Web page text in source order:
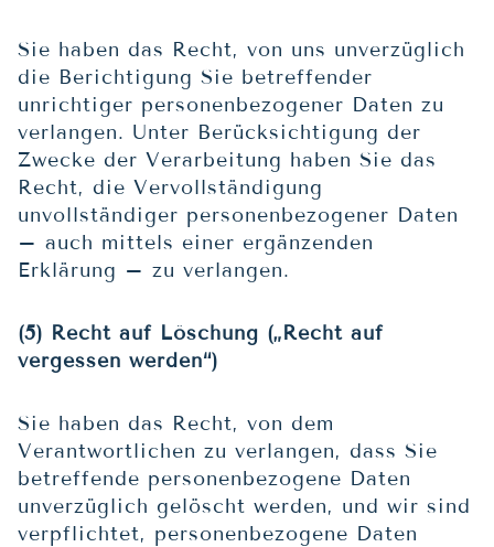
Sie haben das Recht, von uns unverzüglich
die Berichtigung Sie betreffender
unrichtiger personenbezogener Daten zu
verlangen. Unter Berücksichtigung der
Zwecke der Verarbeitung haben Sie das
Recht, die Vervollständigung
unvollständiger personenbezogener Daten
– auch mittels einer ergänzenden
Erklärung – zu verlangen.
(5) Recht auf Löschung („Recht auf
vergessen werden“)
Sie haben das Recht, von dem
Verantwortlichen zu verlangen, dass Sie
betreffende personenbezogene Daten
unverzüglich gelöscht werden, und wir sind
verpflichtet, personenbezogene Daten